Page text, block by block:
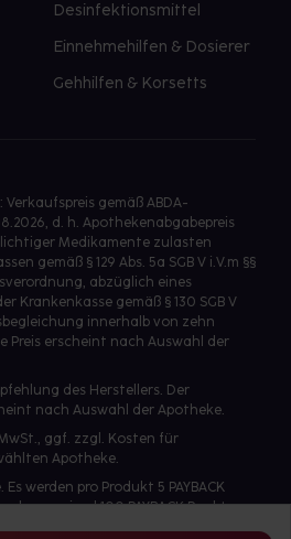
Desinfektionsmittel
Einnehmehilfen & Dosierer
Gehhilfen & Korsetts
gemäß ABDA-
d. h. Apothekenabgabepreis
Medikamente zulasten
gemäß § 129 Abs. 5a SGB V i.V.m §§
abzüglich eines
Krankenkasse gemäß § 130 SGB V
innerhalb von zehn
Preis erscheint nach Auswahl der
des Herstellers. Der
nach Auswahl der Apotheke.
ggf. zzgl. Kosten für
Apotheke.
werden pro Produkt 5 PAYBACK
maximal 100 PAYBACK Punkte